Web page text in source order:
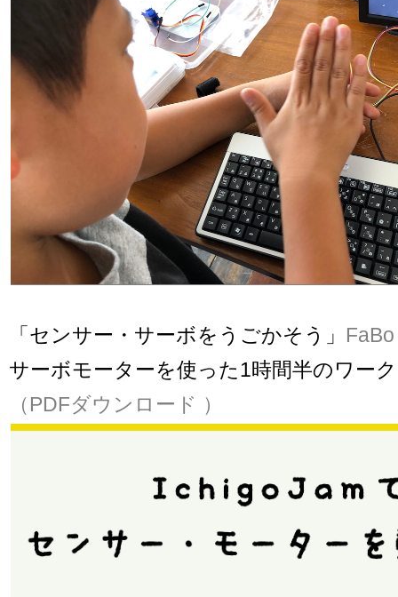
「センサー・サーボをうごかそう」
サーボモーターを使った1時間半のワー
（PDFダウンロード ）